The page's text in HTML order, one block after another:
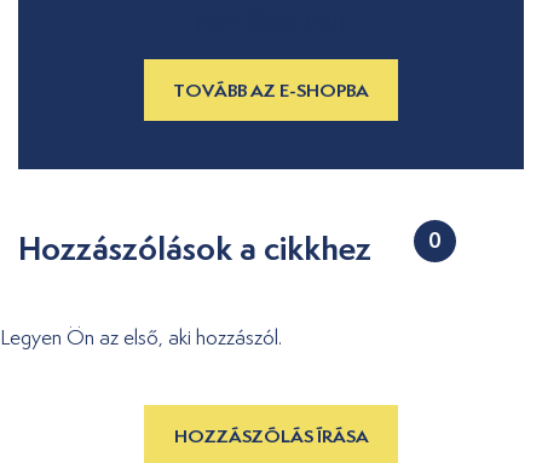
TOVÁBB AZ E-SHOPBA
Hozzászólások a cikkhez 0
Legyen Ön az első, aki hozzászól.
HOZZÁSZÓLÁS ÍRÁSA